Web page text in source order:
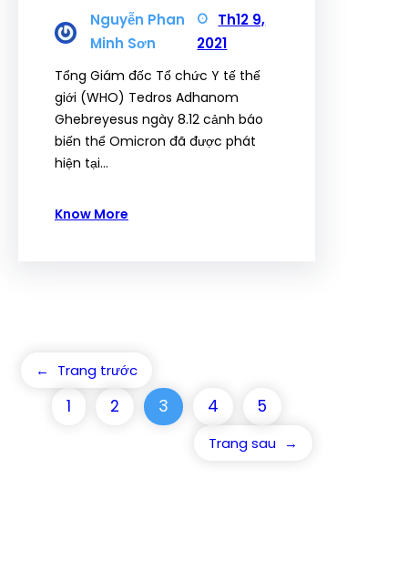
Nguyễn Phan
Minh Sơn
Th12 9,
2021
Tổng Giám đốc Tổ chức Y tế thế
giới (WHO) Tedros Adhanom
Ghebreyesus ngày 8.12 cảnh báo
biến thể Omicron đã được phát
hiện tại…
Know More
← Trang trước
1 2 3 4 5
Trang sau →